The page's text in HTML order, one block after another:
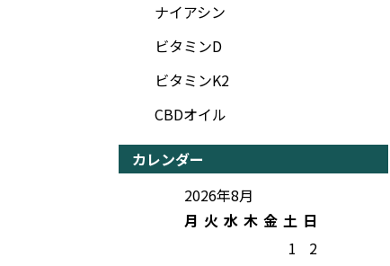
ナイアシン
ビタミンD
ビタミンK2
CBDオイル
カレンダー
2026年8月
月 火 水 木 金 土 日
1
2